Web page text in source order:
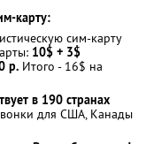
карту:
сим-карту
10$ + 3$
р. Итого - 16$ на
в 190 странах
для США, Канады